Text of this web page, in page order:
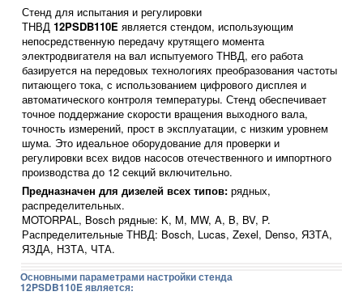
Стенд для испытания и регулировки
ТНВД 12PSDB110E является стендом, использующим
непосредственную передачу крутящего момента
электродвигателя на вал испытуемого ТНВД, его работа
базируется на передовых технологиях преобразования частоты
питающего тока, с использованием цифрового дисплея и
автоматического контроля температуры. Стенд обеспечивает
точное поддержание скорости вращения выходного вала,
точность измерений, прост в эксплуатации, с низким уровнем
шума. Это идеальное оборудование для проверки и
регулировки всех видов насосов отечественного и импортного
производства до 12 секций включительно.
Предназначен для дизелей всех типов: рядных,
распределительных.
MOTORPAL, Bosch рядные: K, M, MW, A, B, BV, P.
Распределительные ТНВД: Bosch, Lucas, Zexel, Denso, ЯЗТА,
ЯЗДА, НЗТА, ЧТА.
Основными параметрами настройки стенда
12PSDB110E является: